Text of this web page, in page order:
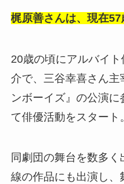
梶原善さんは、現在57
20歳の頃にアルバイ
介で、三谷幸喜さん主
ンボーイズ』の公演
て俳優活動をスタート。
同劇団の舞台を数多
線の作品にも出演し、